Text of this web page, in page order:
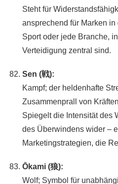
Steht für
ansprechend für Marken
Sport oder jede Branche,
Verteidigung zentral sind.
Sen (戦):
Kampf; der heldenhafte
Zusammenprall von
Spiegelt die Intensität des
des Überwindens wider –
Marketingstrategien, die
Ōkami (狼):
Wolf; Symbol für